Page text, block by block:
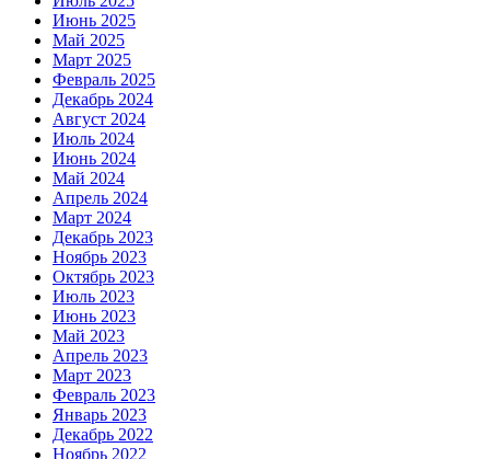
Июнь 2025
Май 2025
Март 2025
Февраль 2025
Декабрь 2024
Август 2024
Июль 2024
Июнь 2024
Май 2024
Апрель 2024
Март 2024
Декабрь 2023
Ноябрь 2023
Октябрь 2023
Июль 2023
Июнь 2023
Май 2023
Апрель 2023
Март 2023
Февраль 2023
Январь 2023
Декабрь 2022
Ноябрь 2022